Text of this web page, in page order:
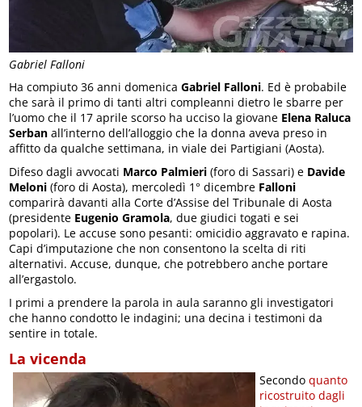
Gabriel Falloni
Ha compiuto 36 anni domenicaGabriel Falloni. Ed è probabile
che sarà il primo di tanti altri compleanni dietro le sbarre per
l’uomo che il 17 aprile scorso ha ucciso la giovane Elena Raluca
Serban all’interno dell’alloggio che la donna aveva preso in
affitto da qualche settimana, in viale dei Partigiani (Aosta).
Difeso dagli avvocati Marco Palmieri (foro di Sassari) e Davide
Meloni (foro di Aosta), mercoledì 1° dicembre Falloni
comparirà davanti alla Corte d’Assise del Tribunale di Aosta
(presidente Eugenio Gramola, due giudici togati e sei
popolari). Le accuse sono pesanti: omicidio aggravato e rapina.
Capi d’imputazione che non consentono la scelta di riti
alternativi. Accuse, dunque, che potrebbero anche portare
all’ergastolo.
I primi a prendere la parola in aula saranno gli investigatori
che hanno condotto le indagini; una decina i testimoni da
sentire in totale.
La vicenda
Secondoquanto
ricostruito dagli